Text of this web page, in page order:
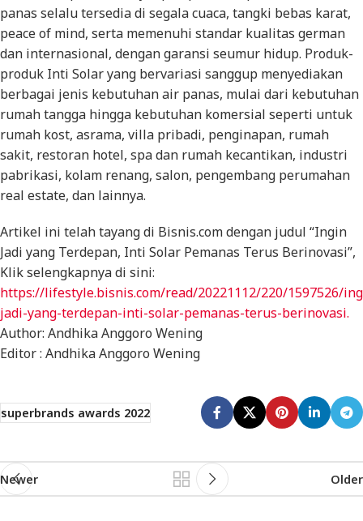
panas selalu tersedia di segala cuaca, tangki bebas karat,
peace of mind, serta memenuhi standar kualitas german
dan internasional, dengan garansi seumur hidup. Produk-
produk Inti Solar yang bervariasi sanggup menyediakan
berbagai jenis kebutuhan air panas, mulai dari kebutuhan
rumah tangga hingga kebutuhan komersial seperti untuk
rumah kost, asrama, villa pribadi, penginapan, rumah
sakit, restoran hotel, spa dan rumah kecantikan, industri
pabrikasi, kolam renang, salon, pengembang perumahan
real estate, dan lainnya.
Artikel ini telah tayang di Bisnis.com dengan judul “Ingin
Jadi yang Terdepan, Inti Solar Pemanas Terus Berinovasi”,
Klik selengkapnya di sini:
https://lifestyle.bisnis.com/read/20221112/220/1597526/
jadi-yang-terdepan-inti-solar-pemanas-terus-berinovasi.
Author: Andhika Anggoro Wening
Editor : Andhika Anggoro Wening
superbrands awards 2022
Newer Older